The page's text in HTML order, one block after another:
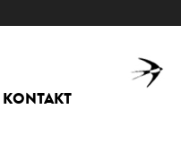
KONTAKT